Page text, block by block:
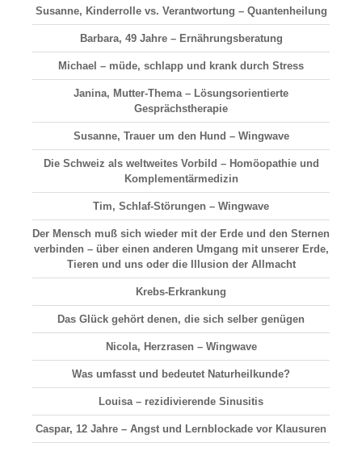
Susanne, Kinderrolle vs. Verantwortung – Quantenheilung
Barbara, 49 Jahre – Ernährungsberatung
Michael – müde, schlapp und krank durch Stress
Janina, Mutter-Thema – Lösungsorientierte
Gesprächstherapie
Susanne, Trauer um den Hund – Wingwave
Die Schweiz als weltweites Vorbild – Homöopathie und
Komplementärmedizin
Tim, Schlaf-Störungen – Wingwave
Der Mensch muß sich wieder mit der Erde und den Sternen
verbinden – über einen anderen Umgang mit unserer Erde,
Tieren und uns oder die Illusion der Allmacht
Krebs-Erkrankung
Das Glück gehört denen, die sich selber genügen
Nicola, Herzrasen – Wingwave
Was umfasst und bedeutet Naturheilkunde?
Louisa – rezidivierende Sinusitis
Caspar, 12 Jahre – Angst und Lernblockade vor Klausuren